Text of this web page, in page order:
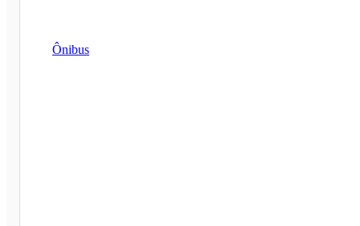
Ônibus